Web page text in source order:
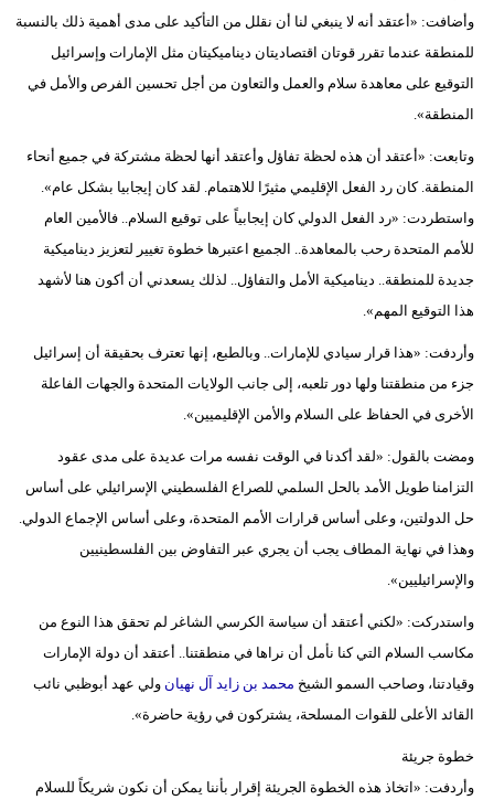
مدوَّنات
أبراج
سيارات
وأضافت: «أعتقد أنه لا ينبغي لنا أن نقلل من التأكيد على مدى أهمية ذلك بالنسبة
للمنطقة عندما تقرر قوتان اقتصاديتان ديناميكيتان مثل الإمارات وإسرائيل
التوقيع على معاهدة سلام والعمل والتعاون من أجل تحسين الفرص والأمل في
المنطقة».
وتابعت: «أعتقد أن هذه لحظة تفاؤل وأعتقد أنها لحظة مشتركة في جميع أنحاء
المنطقة. كان رد الفعل الإقليمي مثيرًا للاهتمام. لقد كان إيجابيا بشكل عام».
واستطردت: «رد الفعل الدولي كان إيجابياً على توقيع السلام.. فالأمين العام
للأمم المتحدة رحب بالمعاهدة.. الجميع اعتبرها خطوة تغيير لتعزيز ديناميكية
جديدة للمنطقة.. ديناميكية الأمل والتفاؤل.. لذلك يسعدني أن أكون هنا لأشهد
هذا التوقيع المهم».
وأردفت: «هذا قرار سيادي للإمارات.. وبالطبع، إنها تعترف بحقيقة أن إسرائيل
جزء من منطقتنا ولها دور تلعبه، إلى جانب الولايات المتحدة والجهات الفاعلة
الأخرى في الحفاظ على السلام والأمن الإقليميين».
ومضت بالقول: «لقد أكدنا في الوقت نفسه مرات عديدة على مدى عقود
التزامنا طويل الأمد بالحل السلمي للصراع الفلسطيني الإسرائيلي على أساس
حل الدولتين، وعلى أساس قرارات الأمم المتحدة، وعلى أساس الإجماع الدولي.
وهذا في نهاية المطاف يجب أن يجري عبر التفاوض بين الفلسطينيين
والإسرائيليين».
واستدركت: «لكني أعتقد أن سياسة الكرسي الشاغر لم تحقق هذا النوع من
مكاسب السلام التي كنا نأمل أن نراها في منطقتنا.. أعتقد أن دولة الإمارات
وقيادتنا، وصاحب السمو الشيخ محمد بن زايد آل نهيانولي عهد أبوظبي نائب
القائد الأعلى للقوات المسلحة، يشتركون في رؤية حاضرة».
خطوة جريئة
وأردفت: «اتخاذ هذه الخطوة الجريئة إقرار بأننا يمكن أن نكون شريكاً للسلام